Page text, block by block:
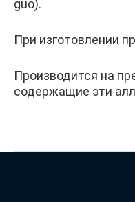
guo).
При изготовлении
Производится на
содержащие эти